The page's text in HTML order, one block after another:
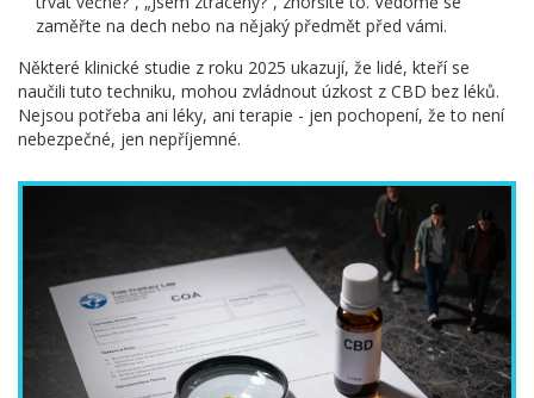
zaměřte na dech nebo na nějaký předmět před vámi.
Některé klinické studie z roku 2025 ukazují, že lidé, kteří se
naučili tuto techniku, mohou zvládnout úzkost z CBD bez léků.
Nejsou potřeba ani léky, ani terapie - jen pochopení, že to není
nebezpečné, jen nepříjemné.